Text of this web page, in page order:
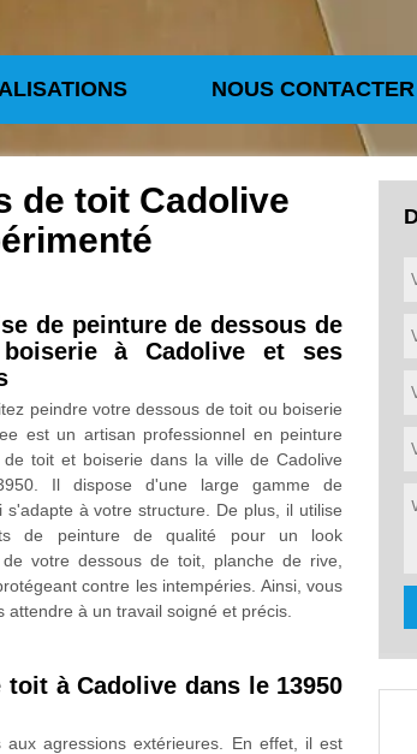
NOUS CONTACTER
de toit Cadolive
de peinture de dessous de
à Cadolive et ses
peindre votre dessous de toit ou boiserie
est un artisan professionnel en peinture
de toit et boiserie dans la ville de Cadolive
Il dispose d'une large gamme de
s'adapte à votre structure. De plus, il utilise
de peinture de qualité pour un look
de votre dessous de toit, planche de rive,
contre les intempéries. Ainsi, vous
attendre à un travail soigné et précis.
à Cadolive dans le 13950
agressions extérieures. En effet, il est